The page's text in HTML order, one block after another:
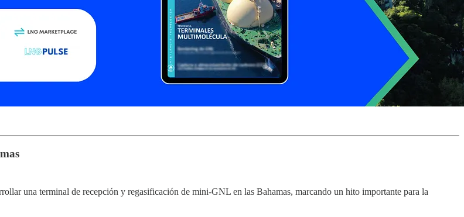
una terminal de recepción y regasificación de mini-GNL en las Bahamas, marcando un hito importante para la